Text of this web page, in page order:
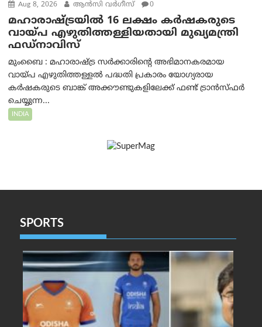
Aug 8, 2026 ആന്‍സി വര്‍ഗീസ് 0
മഹാരാഷ്ട്രയിൽ 16 ലക്ഷം കർഷകരുടെ
വായ്പ എഴുതിത്തള്ളിയതായി മുഖ്യമന്ത്രി
ഫഡ്‌നാവിസ്
മുംബൈ : മഹാരാഷ്ട്ര സർക്കാരിന്റെ അഭിമാനകരമായ
വായ്പ എഴുതിത്തള്ളൽ പദ്ധതി പ്രകാരം യോഗ്യരായ
കർഷകരുടെ ബാങ്ക് അക്കൗണ്ടുകളിലേക്ക് ഫണ്ട് ട്രാൻസ്ഫർ
ചെയ്യുന്ന...
INDIA
SPORTS